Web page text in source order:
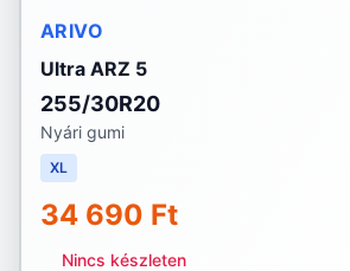
ARIVO
Ultra ARZ 5
255/30R20
Nyári gumi
XL
34 690 Ft
Nincs készleten